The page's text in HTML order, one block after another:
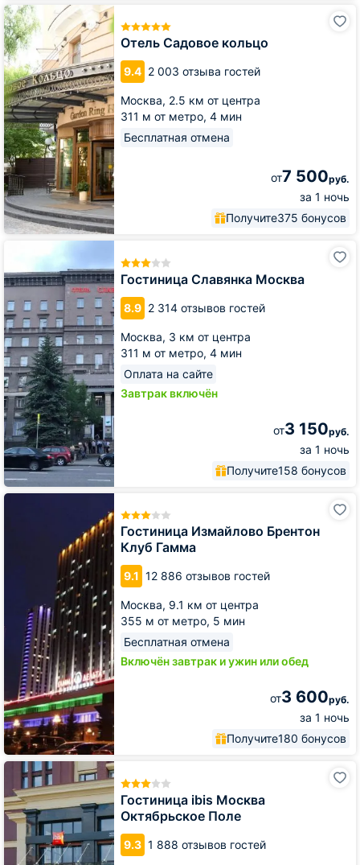
Отель Садовое кольцо
9.4 2 003 отзыва гостей
Москва, 2.5 км от центра
311 м от метро, 4 мин
Бесплатная отмена
от7 500руб.
за 1 ночь
Получите375 бонусов
Отель
Садовое
кольцо
Гостиница Славянка Москва
8.9 2 314 отзывов гостей
Москва, 3 км от центра
311 м от метро, 4 мин
Оплата на сайте
Завтрак включён
от3 150руб.
за 1 ночь
Получите158 бонусов
Москва
Гостиница Измайлово Брентон
Клуб Гамма
9.1 12 886 отзывов гостей
Москва, 9.1 км от центра
355 м от метро, 5 мин
Бесплатная отмена
Включён завтрак и ужин или обед
от3 600руб.
за 1 ночь
Получите180 бонусов
Гостиница
Гостиница ibis Москва
Октябрьское Поле
9.3 1 888 отзывов гостей
Гостиница
Москва
Октябрьское
Поле